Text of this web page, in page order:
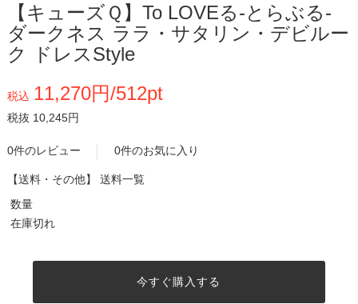
【キューズＱ】To LOVEる-とらぶる-
ダークネス ララ・サタリン・デビルー
ク ドレスStyle
税込 11,270円/512pt
税抜 10,245円
0件のレビュー 0件のお気に入り
【送料・その他】 送料一覧
数量
在庫切れ
今すぐ購入する